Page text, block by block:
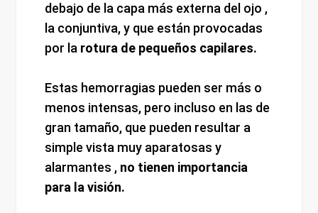
debajo de la capa más externa del ojo ,
la conjuntiva, y que están provocadas
por la rotura de pequeños capilares.
Estas hemorragias pueden ser más o
menos intensas, pero incluso en las de
gran tamaño, que pueden resultar a
simple vista muy aparatosas y
alarmantes , no tienen importancia
para la visión.